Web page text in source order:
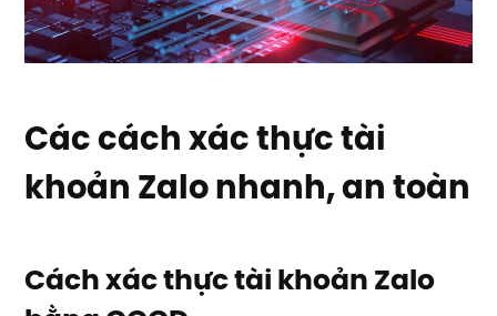
Các cách xác thực tài
khoản Zalo nhanh, an toàn
Cách xác thực tài khoản Zalo